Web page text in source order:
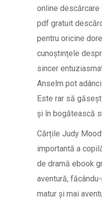
online
pdf gratuit
pentru oricine
cunoștințele
sincer
Anselm pot
Este rar să
și în bogătească
Cărțile Judy
importantă a
de dramă ebook
aventură,
matur și mai